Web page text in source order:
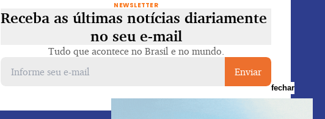
NEWSLETTER
Receba as últimas notícias diariamente
no seu e-mail
Tudo que acontece no Brasil e no mundo.
Enviar
fechar